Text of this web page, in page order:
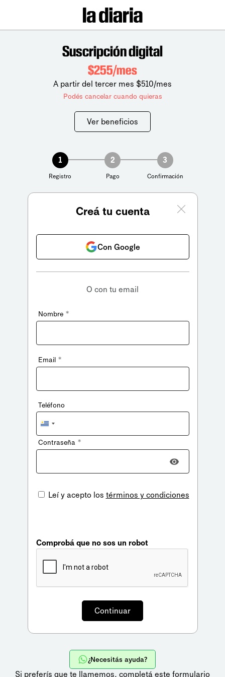
Suscripción digital
$255/mes
A partir del tercer mes $510/mes
Podés cancelar cuando quieras
Ver beneficios
1
Registro
2
Pago
3
Confirmación
Creá tu cuenta
Con Google
O con tu email
Nombre *
Email *
Teléfono
Uruguay
+598
Contraseña *
Leí y acepto los términos y condiciones
Comprobá que no sos un robot
¿Necesitás ayuda?
Si preferís que te llamemos, completá este formulario